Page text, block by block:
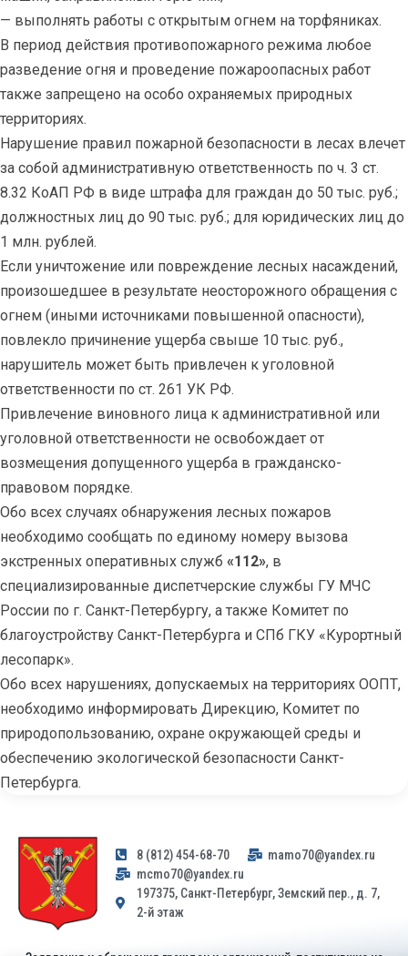
— выполнять работы с открытым огнем на торфяниках.
В период действия противопожарного режима любое
разведение огня и проведение пожароопасных работ
также запрещено на особо охраняемых природных
территориях.
Нарушение правил пожарной безопасности в лесах влечет
за собой административную ответственность по ч. 3 ст.
8.32 КоАП РФ в виде штрафа для граждан до 50 тыс. руб.;
должностных лиц до 90 тыс. руб.; для юридических лиц до
1 млн. рублей.
Если уничтожение или повреждение лесных насаждений,
произошедшее в результате неосторожного обращения с
огнем (иными источниками повышенной опасности),
повлекло причинение ущерба свыше 10 тыс. руб.,
нарушитель может быть привлечен к уголовной
ответственности по ст. 261 УК РФ.
Привлечение виновного лица к административной или
уголовной ответственности не освобождает от
возмещения допущенного ущерба в гражданско-
правовом порядке.
Обо всех случаях обнаружения лесных пожаров
необходимо сообщать по единому номеру вызова
экстренных оперативных служб «112», в
специализированные диспетчерские службы ГУ МЧС
России по г. Санкт-Петербургу, а также Комитет по
благоустройству Санкт-Петербурга и СПб ГКУ «Курортный
лесопарк».
Обо всех нарушениях, допускаемых на территориях ООПТ,
необходимо информировать Дирекцию, Комитет по
природопользованию, охране окружающей среды и
обеспечению экологической безопасности Санкт-
Петербурга.
8 (812) 454-68-70
mamo70@yandex.ru
mcmo70@yandex.ru
197375, Санкт-Петербург, Земский пер., д. 7,
2-й этаж